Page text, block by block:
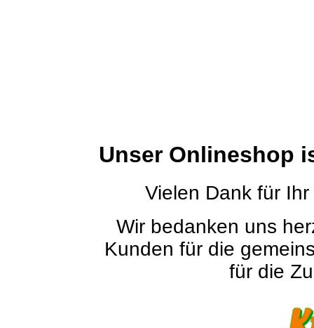
Unser Onlineshop
Vielen Dank für
Wir bedanken uns
Kunden für die
für die